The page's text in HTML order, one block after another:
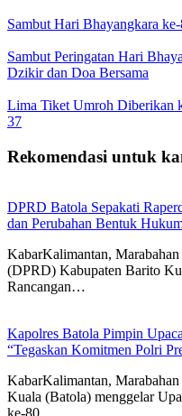
Sambut Hari Bhayangkara
Sambut Peringatan Hari
Dzikir dan Doa Bersama
Lima Tiket Umroh Diberikan
37
Rekomendasi untuk
DPRD Batola Sepakati
dan Perubahan Bentuk
KabarKalimantan,
(DPRD) Kabupaten Barito
Rancangan…
Kapolres Batola Pimpin
“Tegaskan Komitmen Polri
KabarKalimantan,
Kuala (Batola) menggelar